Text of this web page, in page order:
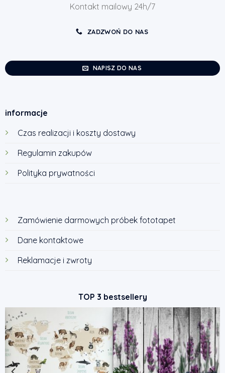
Kontakt mailowy 24h/7
ZADZWOŃ DO NAS
NAPISZ DO NAS
informacje
Czas realizacji i koszty dostawy
Regulamin zakupów
Polityka prywatności
Zamówienie darmowych próbek fototapet
Dane kontaktowe
Reklamacje i zwroty
TOP 3 bestsellery